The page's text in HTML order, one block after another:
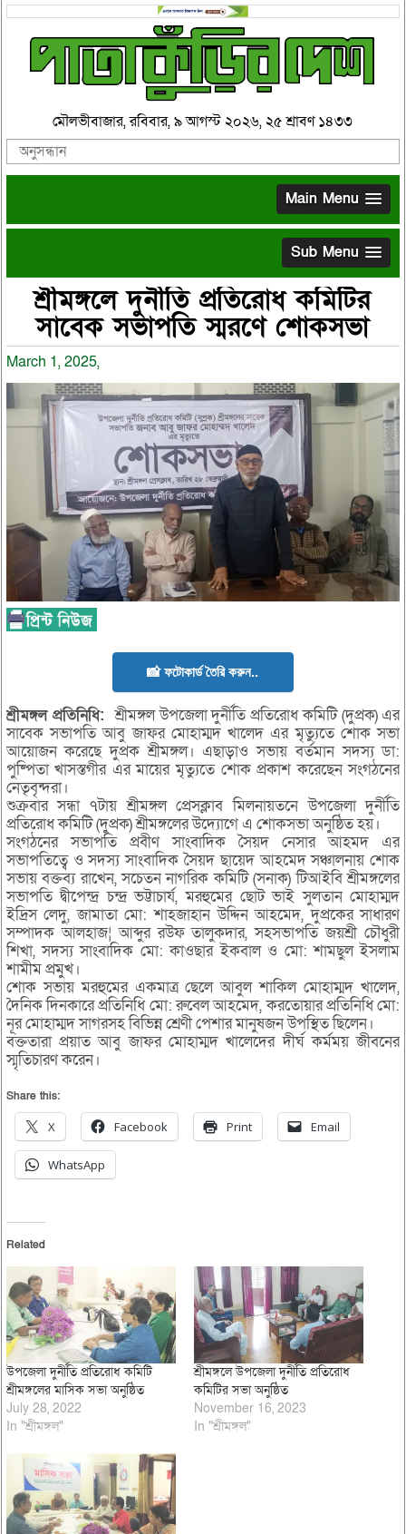
মৌলভীবাজার, রবিবার, ৯ আগস্ট ২০২৬, ২৫ শ্রাবণ ১৪৩৩
Main Menu
Sub Menu
শ্রীমঙ্গলে দুর্নীতি প্রতিরোধ কমিটির
সাবেক সভাপতি স্মরণে শোকসভা
March 1, 2025,
📸 ফটোকার্ড তৈরি করুন..
শ্রীমঙ্গল প্রতিনিধি: শ্রীমঙ্গল উপজেলা দুর্নীতি প্রতিরোধ কমিটি (দুপ্রক) এর
সাবেক সভাপতি আবু জাফর মোহাম্মদ খালেদ এর মৃত্যুতে শোক সভা
আয়োজন করেছে দুপ্রক শ্রীমঙ্গল। এছাড়াও সভায় বর্তমান সদস্য ডা:
পুষ্পিতা খাসস্তগীর এর মায়ের মৃত্যুতে শোক প্রকাশ করেছেন সংগঠনের
নেতৃবৃন্দরা।
শুক্রবার সন্ধা ৭টায় শ্রীমঙ্গল প্রেসক্লাব মিলনায়তনে উপজেলা দুর্নীতি
প্রতিরোধ কমিটি (দুপ্রক) শ্রীমঙ্গলের উদ্যোগে এ শোকসভা অনুষ্ঠিত হয়।
সংগঠনের সভাপতি প্রবীণ সাংবাদিক সৈয়দ নেসার আহমদ এর
সভাপতিত্বে ও সদস্য সাংবাদিক সৈয়দ ছায়েদ আহমেদ সঞ্চালনায় শোক
সভায় বক্তব্য রাখেন, সচেতন নাগরিক কমিটি (সনাক) টিআইবি শ্রীমঙ্গলের
সভাপতি দ্বীপেন্দ্র চন্দ্র ভট্টাচার্য, মরহুমের ছোট ভাই সুলতান মোহাম্মদ
ইদ্রিস লেদু, জামাতা মো: শাহজাহান উদ্দিন আহমেদ, দুপ্রকের সাধারণ
সম্পাদক আলহাজ¦ আব্দুর রউফ তালুকদার, সহসভাপতি জয়শ্রী চৌধুরী
শিখা, সদস্য সাংবাদিক মো: কাওছার ইকবাল ও মো: শামছুল ইসলাম
শামীম প্রমুখ।
শোক সভায় মরহুমের একমাত্র ছেলে আবুল শাকিল মোহাম্মদ খালেদ,
দৈনিক দিনকারে প্রতিনিধি মো: রুবেল আহমেদ, করতোয়ার প্রতিনিধি মো:
নূর মোহাম্মদ সাগরসহ বিভিন্ন শ্রেণী পেশার মানুষজন উপস্থিত ছিলেন।
বক্ততারা প্রয়াত আবু জাফর মোহাম্মদ খালেদের দীর্ঘ কর্মময় জীবনের
স্মৃতিচারণ করেন।
Share this:
X Facebook Print Email
WhatsApp
Related
উপজেলা দুর্নীতি প্রতিরোধ কমিটি
শ্রীমঙ্গলের মাসিক সভা অনুষ্ঠিত
July 28, 2022
In "শ্রীমঙ্গল"
শ্রীমঙ্গলে উপজেলা দুর্নীতি প্রতিরোধ
কমিটির সভা অনুষ্ঠিত
November 16, 2023
In "শ্রীমঙ্গল"